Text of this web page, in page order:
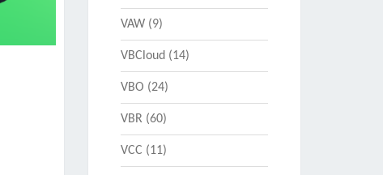
VAW(9)
VBCloud (14)
VBO (24)
VBR(60)
VCC (11)